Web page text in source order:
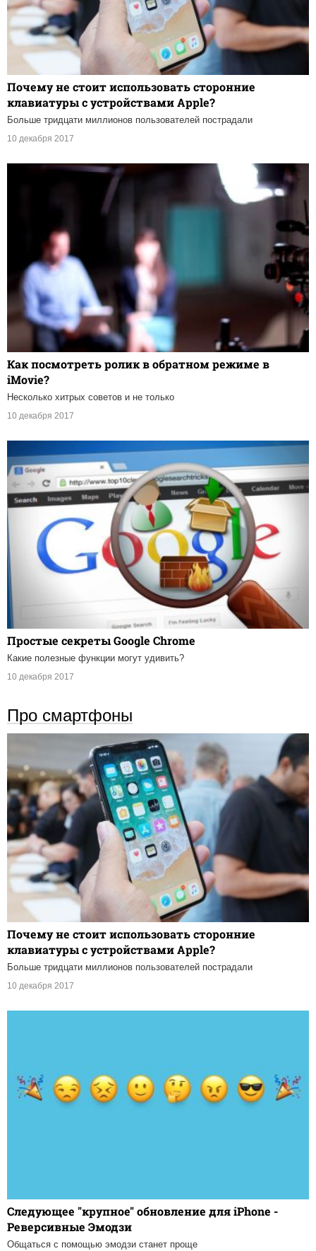
Почему не стоит использовать сторонние
клавиатуры с устройствами Apple?
Больше тридцати миллионов пользователей пострадали
10 декабря 2017
Как посмотреть ролик в обратном режиме в
iMovie?
Несколько хитрых советов и не только
10 декабря 2017
Простые секреты Google Chrome
Какие полезные функции могут удивить?
10 декабря 2017
Про смартфоны
Почему не стоит использовать сторонние
клавиатуры с устройствами Apple?
Больше тридцати миллионов пользователей пострадали
10 декабря 2017
Следующее "крупное" обновление для iPhone -
Реверсивные Эмодзи
Общаться с помощью эмодзи станет проще